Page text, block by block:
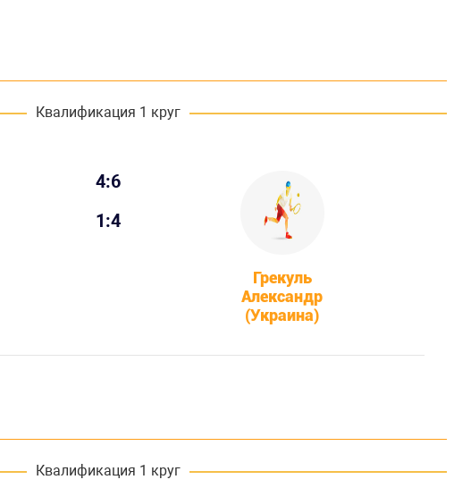
Квалификация 1 круг
4:6
1:4
Грекуль
Александр
(Украина)
Квалификация 1 круг